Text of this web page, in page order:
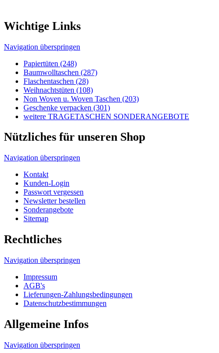
Non Woven u. Woven Taschen (203)
Geschenke verpacken (301)
Nützliches für unseren Shop
Navigation überspringen
Kontakt
Kunden-Login
Passwort vergessen
Newsletter bestellen
Sonderangebote
Sitemap
Rechtliches
Navigation überspringen
Impressum
AGB's
Lieferungen-Zahlungsbedingungen
Datenschutzbestimmungen
Allgemeine Infos
Navigation überspringen
Wir über uns
Tragetaschen und Umwelt
Tragetaschen Verpackungsgesetz
Produktsicherheitsgesetz
HDPE, MDPE, LDPE und LDPE DKT
Unser Tragetaschenmarkt Werbetaschen-Blog